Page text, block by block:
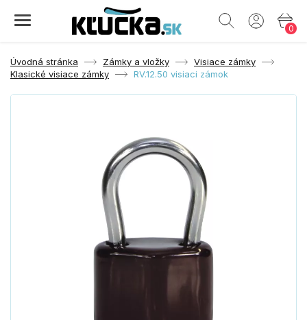
0
Úvodná stránka Zámky a vložky
Visiace zámky
Klasické visiace zámky
RV.12.50 visiaci zámok